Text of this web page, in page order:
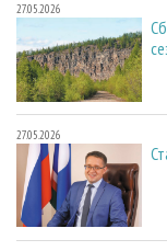
27.05.2026
27.05.2026